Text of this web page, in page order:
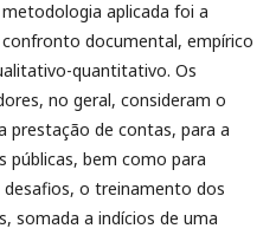
aplicada foi a
documental, empírico
quantitativo. Os
no geral, consideram o
prestação de contas, para a
públicas, bem como para
o treinamento dos
somada a indícios de uma